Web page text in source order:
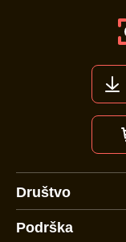
Društvo
Podrška